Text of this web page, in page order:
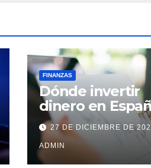
FINANZAS
Dónde invertir
dinero en
en 2026:
inversiones y
27 DE DICIEMBRE DE
ADMIN